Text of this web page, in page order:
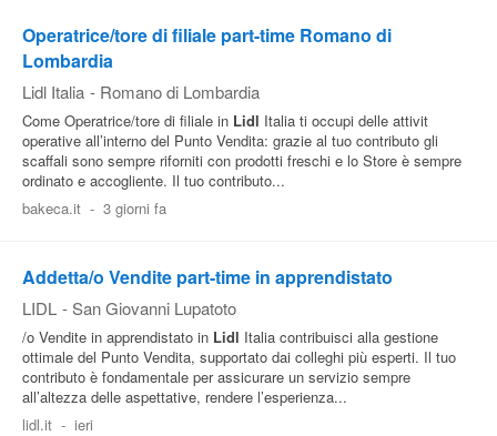
Operatrice/tore di filiale part-time Romano di
Lombardia
Lidl Italia - Romano di Lombardia
Come Operatrice/tore di filiale in Lidl Italia ti occupi delle attivit
operative all’interno del Punto Vendita: grazie al tuo contributo gli
scaffali sono sempre riforniti con prodotti freschi e lo Store è sempre
ordinato e accogliente. Il tuo contributo...
bakeca.it - 3 giorni fa
Addetta/o Vendite part-time in apprendistato
LIDL - San Giovanni Lupatoto
/o Vendite in apprendistato in Lidl Italia contribuisci alla gestione
ottimale del Punto Vendita, supportato dai colleghi più esperti. Il tuo
contributo è fondamentale per assicurare un servizio sempre
all’altezza delle aspettative, rendere l’esperienza...
lidl.it - ieri